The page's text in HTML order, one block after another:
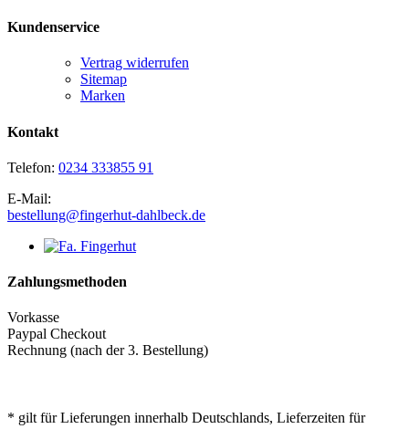
Kundenservice
Vertrag widerrufen
Sitemap
Marken
Kontakt
Telefon: 0234 333855 91
E-Mail:
bestellung@fingerhut-dahlbeck.de
Zahlungsmethoden
Vorkasse
Paypal Checkout
Rechnung (nach der 3. Bestellung)
* gilt für Lieferungen innerhalb Deutschlands, Lieferzeiten für